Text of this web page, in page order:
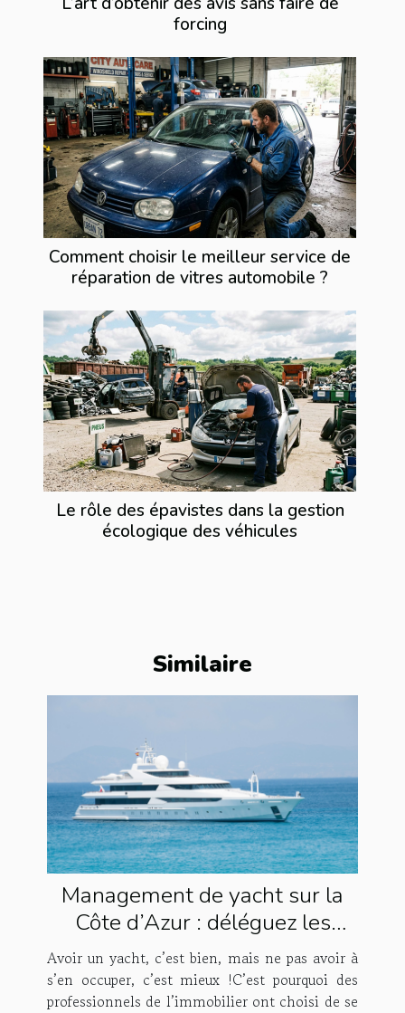
forcing
Comment choisir le meilleur service de
réparation de vitres automobile ?
Le rôle des épavistes dans la gestion
écologique des véhicules
Similaire
Management de yacht sur la
Côte d’Azur : déléguez les
tâches à Houses & Fleets !
Avoir un yacht, c’est bien, mais ne pas avoir à
s’en occuper, c’est mieux !C’est pourquoi des
professionnels de l’immobilier ont choisi de se